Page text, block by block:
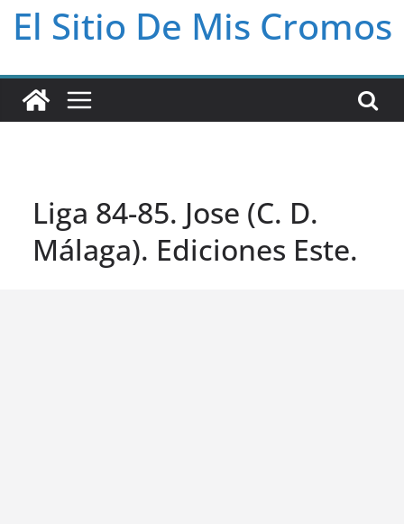
El Sitio De Mis Cromos
Liga 84-85. Jose (C. D.
Málaga). Ediciones Este.